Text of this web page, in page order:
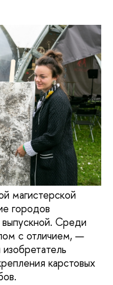
магистерской
городов
Среди
с отличием, —
карстовых